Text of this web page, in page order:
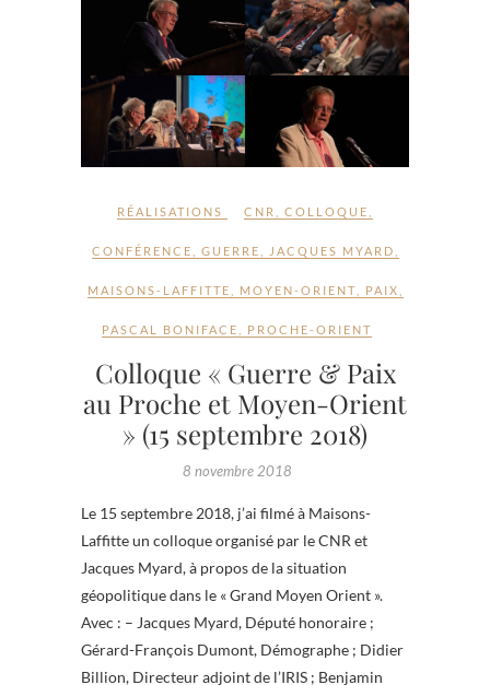
RÉALISATIONS CNR COLLOQUE
CONFÉRENCE GUERRE JACQUES MYARD
MAISONS-LAFFITTE MOYEN-ORIENT PAIX
PASCAL BONIFACE PROCHE-ORIENT
Colloque « Guerre & Paix
au Proche et Moyen-Orient
» (15 septembre 2018)
8 novembre 2018
Le 15 septembre 2018, j’ai filmé à Maisons-
Laffitte un colloque organisé par le CNR et
Jacques Myard, à propos de la situation
géopolitique dans le « Grand Moyen Orient ».
Avec : – Jacques Myard, Député honoraire ;
Gérard-François Dumont, Démographe ; Didier
Billion, Directeur adjoint de l’IRIS ; Benjamin